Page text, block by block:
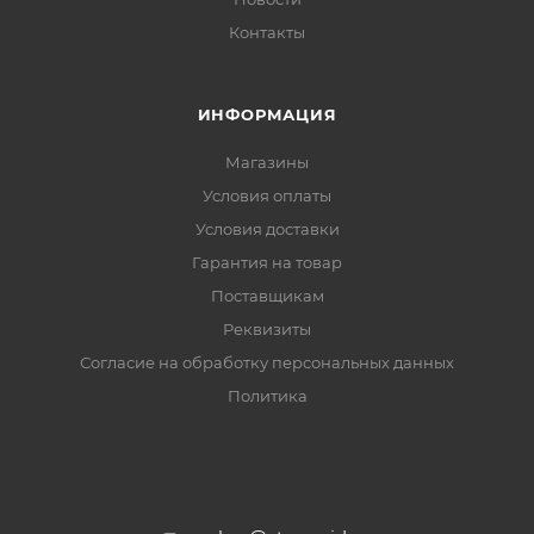
Контакты
ИНФОРМАЦИЯ
Магазины
Условия оплаты
Условия доставки
Гарантия на товар
Поставщикам
Реквизиты
Согласие на обработку персональных данных
Политика